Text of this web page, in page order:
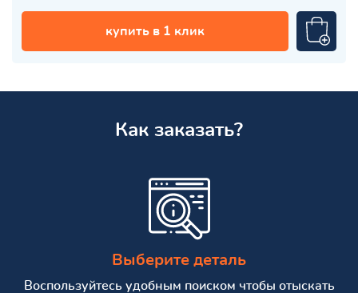
купить в 1 клик
Как заказать?
Выберите деталь
Воспользуйтесь удобным поиском чтобы отыскать